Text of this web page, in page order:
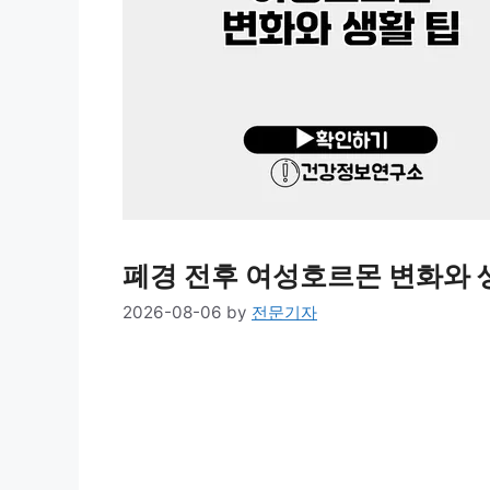
폐경 전후 여성호르몬 변화와
2026-08-06 by 전문기자